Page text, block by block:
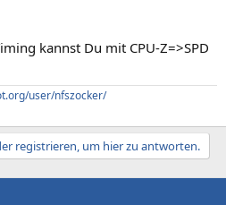
kannst Du mit CPU-Z=>SPD
user/nfszocker/
registrieren, um hier zu antworten.